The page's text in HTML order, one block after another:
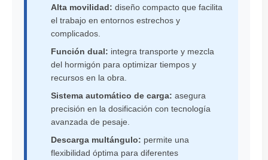
Alta movilidad: diseño compacto que facilita
el trabajo en entornos estrechos y
complicados.
Función dual: integra transporte y mezcla
del hormigón para optimizar tiempos y
recursos en la obra.
Sistema automático de carga: asegura
precisión en la dosificación con tecnología
avanzada de pesaje.
Descarga multángulo: permite una
flexibilidad óptima para diferentes